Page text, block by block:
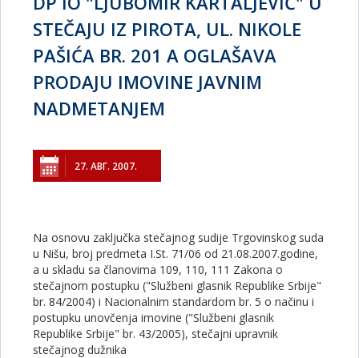
STEČAJU IZ PIROTA, UL. NIKOLE
PAŠIĆA BR. 201 A OGLAŠAVA
PRODAJU IMOVINE JAVNIM
NADMETANJEM
27. АВГ. 2007.
Na osnovu zaključka stečajnog sudije Trgovinskog suda
u Nišu, broj predmeta I.St. 71/06 od 21.08.2007.godine,
a u skladu sa članovima 109, 110, 111 Zakona o
stečajnom postupku ("Službeni glasnik Republike Srbije"
br. 84/2004) i Nacionalnim standardom br. 5 o načinu i
postupku unovčenja imovine ("Službeni glasnik
Republike Srbije" br. 43/2005), stečajni upravnik
stečajnog dužnika